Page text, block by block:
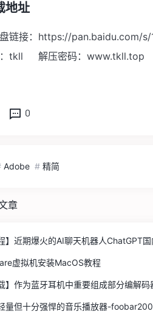
地址
链接：https://pan.baidu.com/
：tkll 解压密码：www.tkll.top
0
Adobe # 精简
章
】近期爆火的AI聊天机器人ChatGPT
虚拟机安装MacOS教程
】作为蓝牙耳机中重要组成部分编解
量但十分强悍的音乐播放器-